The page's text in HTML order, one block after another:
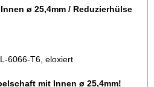
ø 25,4mm / Reduzierhülse
6066-T6, eloxiert
mit Innen ø 25,4mm!